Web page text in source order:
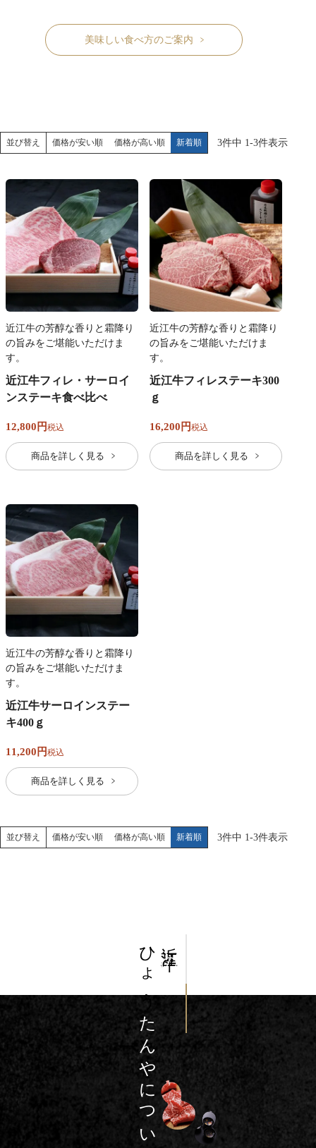
美味しい食べ方のご案内
並び替え 価格が安い順 価格が高い順 新着順 3件中 1-3件表示
近江牛の芳醇な香りと霜降り
の旨みをご堪能いただけま
す。
近江牛フィレ・サーロイ
ンステーキ食べ比べ
12,800 税込
商品を詳しく見る
近江牛の芳醇な香りと霜降り
の旨みをご堪能いただけま
す。
近江牛フィレステーキ300
ｇ
16,200 税込
商品を詳しく見る
近江牛の芳醇な香りと霜降り
の旨みをご堪能いただけま
す。
近江牛サーロインステー
キ400ｇ
11,200 税込
商品を詳しく見る
並び替え 価格が安い順 価格が高い順 新着順 3件中 1-3件表示
の
ひょう
たんやについて